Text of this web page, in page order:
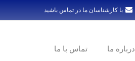
با کارشناسان ما در تماس باشید
درباره ما تماس با ما